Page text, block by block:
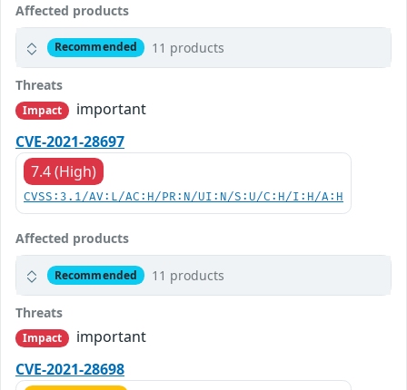
Affected products
Recommended 11 products
Threats
Impact
important
CVE-2021-28697
7.4 (High)
CVSS:3.1/AV:L/AC:H/PR:N/UI:N/S:U/C:H/I:H/A:H
Affected products
Recommended 11 products
Threats
Impact
important
CVE-2021-28698